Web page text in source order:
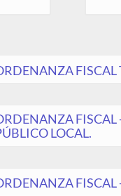
FISCAL
FISCAL
LOCAL.
FISCAL